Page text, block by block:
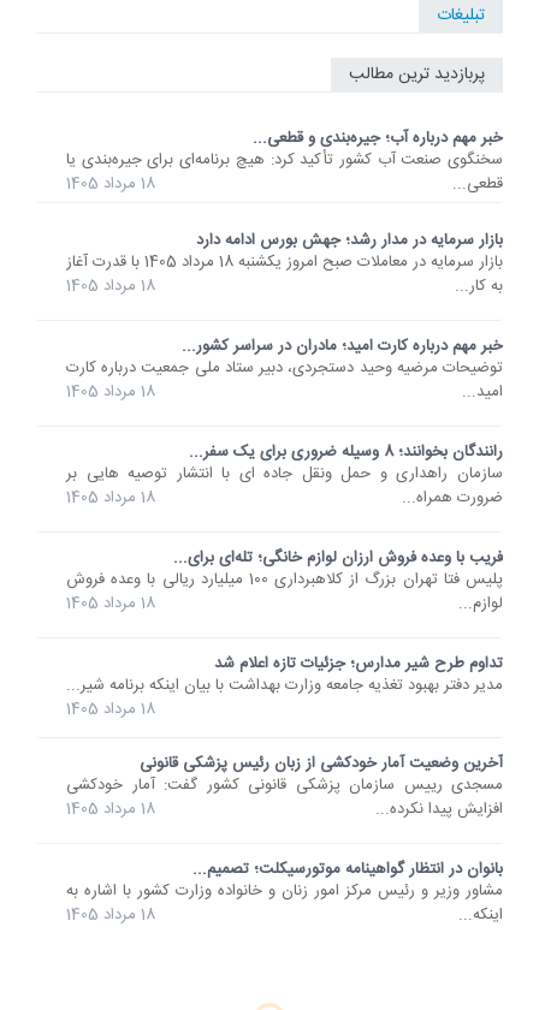
تبلیغات
پربازدید ترین مطالب
خبر مهم درباره آب؛ جیره‌بندی و قطعی...
سخنگوی صنعت آب کشور تأکید کرد: هیچ برنامه‌ای برای جیره‌بندی یا
قطعی...
18 مرداد 1405
بازار سرمایه در مدار رشد؛ جهش بورس ادامه دارد
بازار سرمایه در معاملات صبح امروز یکشنبه 18 مرداد 1405 با قدرت آغاز
به کار...
18 مرداد 1405
خبر مهم درباره کارت امید؛ مادران در سراسر کشور...
توضیحات مرضیه وحید دستجردی، دبیر ستاد ملی جمعیت درباره کارت
امید...
18 مرداد 1405
رانندگان بخوانند؛ 8 وسیله ضروری برای یک سفر...
سازمان راهداری و حمل ونقل جاده ای با انتشار توصیه هایی بر
ضرورت همراه...
18 مرداد 1405
فریب با وعده فروش ارزان لوازم خانگی؛ تله‌ای برای...
پلیس فتا تهران بزرگ از کلاهبرداری 100 میلیارد ریالی با وعده فروش
لوازم...
18 مرداد 1405
تداوم طرح شیر مدارس؛ جزئیات تازه اعلام شد
مدیر دفتر بهبود تغذیه جامعه وزارت بهداشت با بیان اینکه برنامه شیر...
18 مرداد 1405
آخرین وضعیت آمار خودکشی از زبان رئیس پزشکی قانونی
مسجدی رییس سازمان پزشکی قانونی کشور گفت: آمار خودکشی
افزایش پیدا نکرده...
18 مرداد 1405
بانوان در انتظار گواهینامه موتورسیکلت؛ تصمیم...
مشاور وزیر و رئیس مرکز امور زنان و خانواده وزارت کشور با اشاره به
اینکه...
18 مرداد 1405